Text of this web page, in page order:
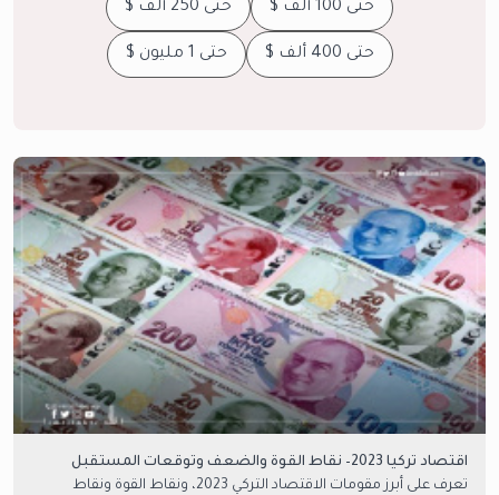
حتى 100 ألف $ حتى 250 ألف $
حتى 400 ألف $ حتى 1 مليون $
اقتصاد تركيا 2023– نقاط القوة والضعف وتوقعات المستقبل
تعرف على أبرز مقومات الاقتصاد التركي 2023، ونقاط القوة ونقاط